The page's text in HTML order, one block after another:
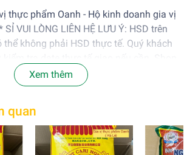
thực phẩm Oanh - Hộ kinh doanh gia vị
VUI LÒNG LIÊN HỆ LƯU Ý: HSD trên
không phải HSD thực tế. Quý khách
chính hãng chất lượng-SP
Xem thêm
quan